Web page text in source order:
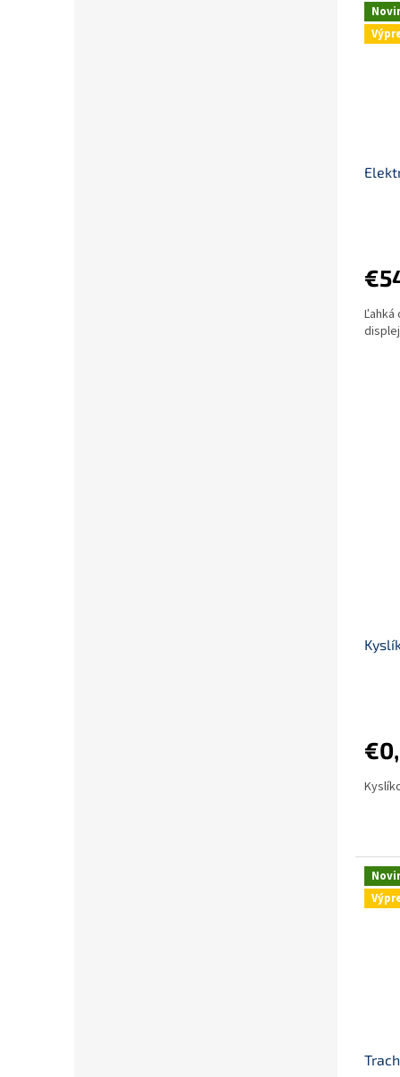
Ľahká